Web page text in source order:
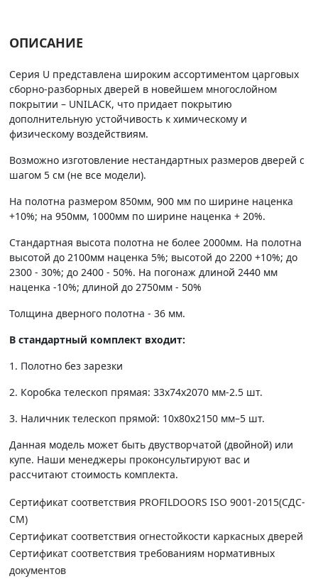
ОПИСАНИЕ
Серия U представлена широким ассортиментом царговых
сборно-разборных дверей в новейшем многослойном
покрытии – UNILACK, что придает покрытию
дополнительную устойчивость к химическому и
физическому воздействиям.
Возможно изготовление нестандартных размеров дверей с
шагом 5 см (не все модели).
На полотна размером 850мм, 900 мм по ширине наценка
+10%; на 950мм, 1000мм по ширине наценка + 20%.
Стандартная высота полотна не более 2000мм. На полотна
высотой до 2100мм наценка 5%; высотой до 2200 +10%; до
2300 - 30%; до 2400 - 50%. На погонаж длиной 2440 мм
наценка -10%; длиной до 2750мм - 50%
Толщина дверного полотна - 36 мм.
В стандартный комплект входит:
1. Полотно без зарезки
2. Коробка телескоп прямая: 33х74х2070 мм-2.5 шт.
3. Наличник телескоп прямой: 10х80х2150 мм–5 шт.
Данная модель может быть двустворчатой (двойной) или
купе. Наши менеджеры проконсультируют вас и
рассчитают стоимость комплекта.
Сертификат соответствия PROFILDOORS ISO 9001-2015(СДС-
СМ)
Сертификат соответствия огнестойкости каркасных дверей
Сертификат соответствия требованиям нормативных
документов